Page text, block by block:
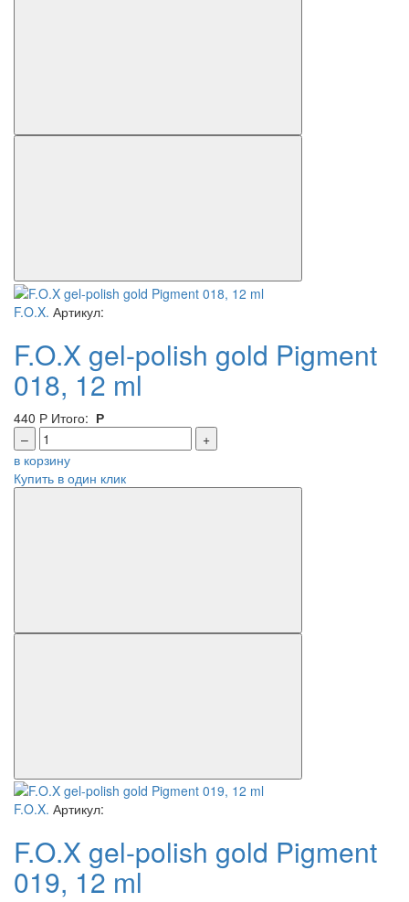
F.O.X. Артикул:
F.O.X gel-polish gold Pigment
018, 12 ml
440 Р Итого: Р
–
+
в корзину
Купить в один клик
F.O.X. Артикул:
F.O.X gel-polish gold Pigment
019, 12 ml